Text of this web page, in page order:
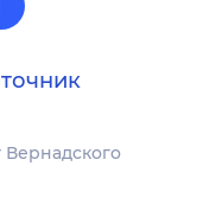
Вернадского